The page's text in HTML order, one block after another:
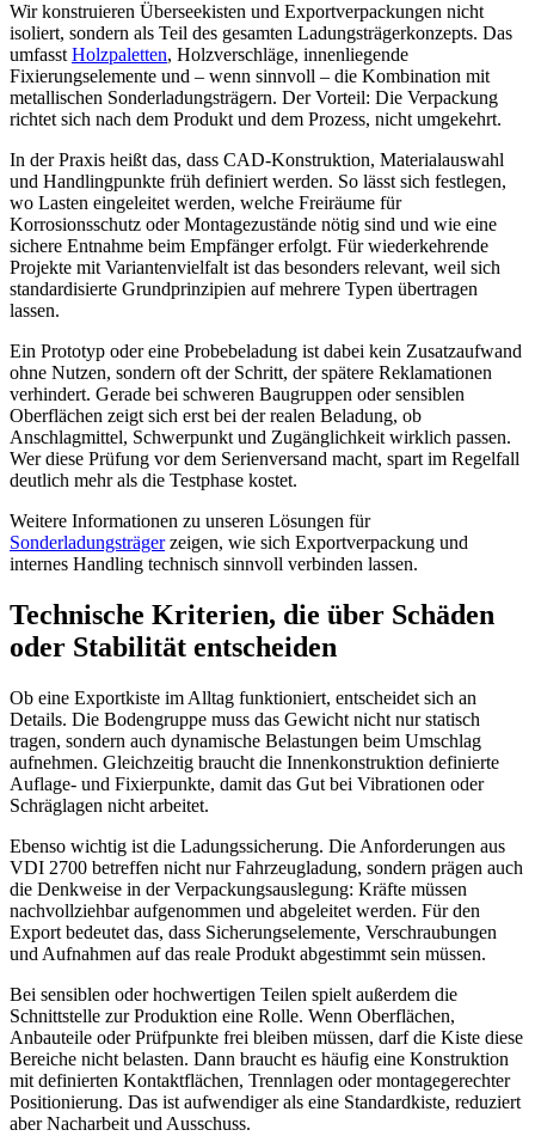
Wir konstruieren Überseekisten und Exportverpackungen nicht
isoliert, sondern als Teil des gesamten Ladungsträgerkonzepts. Das
umfasst Holzpaletten, Holzverschläge, innenliegende
Fixierungselemente und – wenn sinnvoll – die Kombination mit
metallischen Sonderladungsträgern. Der Vorteil: Die Verpackung
richtet sich nach dem Produkt und dem Prozess, nicht umgekehrt.
In der Praxis heißt das, dass CAD-Konstruktion, Materialauswahl
und Handlingpunkte früh definiert werden. So lässt sich festlegen,
wo Lasten eingeleitet werden, welche Freiräume für
Korrosionsschutz oder Montagezustände nötig sind und wie eine
sichere Entnahme beim Empfänger erfolgt. Für wiederkehrende
Projekte mit Variantenvielfalt ist das besonders relevant, weil sich
standardisierte Grundprinzipien auf mehrere Typen übertragen
lassen.
Ein Prototyp oder eine Probebeladung ist dabei kein Zusatzaufwand
ohne Nutzen, sondern oft der Schritt, der spätere Reklamationen
verhindert. Gerade bei schweren Baugruppen oder sensiblen
Oberflächen zeigt sich erst bei der realen Beladung, ob
Anschlagmittel, Schwerpunkt und Zugänglichkeit wirklich passen.
Wer diese Prüfung vor dem Serienversand macht, spart im Regelfall
deutlich mehr als die Testphase kostet.
Weitere Informationen zu unseren Lösungen für
Sonderladungsträgerzeigen, wie sich Exportverpackung und
internes Handling technisch sinnvoll verbinden lassen.
Technische Kriterien, die über Schäden
oder Stabilität entscheiden
Ob eine Exportkiste im Alltag funktioniert, entscheidet sich an
Details. Die Bodengruppe muss das Gewicht nicht nur statisch
tragen, sondern auch dynamische Belastungen beim Umschlag
aufnehmen. Gleichzeitig braucht die Innenkonstruktion definierte
Auflage- und Fixierpunkte, damit das Gut bei Vibrationen oder
Schräglagen nicht arbeitet.
Ebenso wichtig ist die Ladungssicherung. Die Anforderungen aus
VDI 2700 betreffen nicht nur Fahrzeugladung, sondern prägen auch
die Denkweise in der Verpackungsauslegung: Kräfte müssen
nachvollziehbar aufgenommen und abgeleitet werden. Für den
Export bedeutet das, dass Sicherungselemente, Verschraubungen
und Aufnahmen auf das reale Produkt abgestimmt sein müssen.
Bei sensiblen oder hochwertigen Teilen spielt außerdem die
Schnittstelle zur Produktion eine Rolle. Wenn Oberflächen,
Anbauteile oder Prüfpunkte frei bleiben müssen, darf die Kiste diese
Bereiche nicht belasten. Dann braucht es häufig eine Konstruktion
mit definierten Kontaktflächen, Trennlagen oder montagegerechter
Positionierung. Das ist aufwendiger als eine Standardkiste, reduziert
aber Nacharbeit und Ausschuss.